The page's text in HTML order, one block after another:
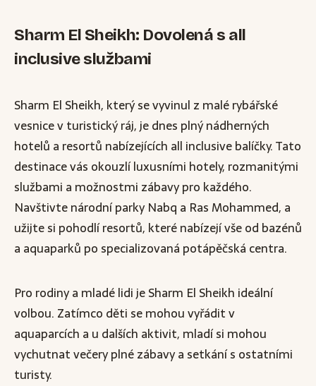
Sharm El Sheikh: Dovolená s all
inclusive službami
Sharm El Sheikh, který se vyvinul z malé rybářské
vesnice v turistický ráj, je dnes plný nádherných
hotelů a resortů nabízejících all inclusive balíčky. Tato
destinace vás okouzlí luxusními hotely, rozmanitými
službami a možnostmi zábavy pro každého.
Navštivte národní parky Nabq a Ras Mohammed, a
užijte si pohodlí resortů, které nabízejí vše od bazénů
a aquaparků po specializovaná potápěčská centra.
Pro rodiny a mladé lidi je Sharm El Sheikh ideální
volbou. Zatímco děti se mohou vyřádit v
aquaparcích a u dalších aktivit, mladí si mohou
vychutnat večery plné zábavy a setkání s ostatními
turisty.